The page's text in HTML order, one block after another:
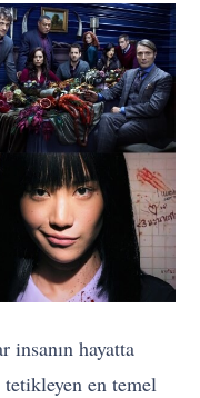
hayatta
tetikleyen en temel